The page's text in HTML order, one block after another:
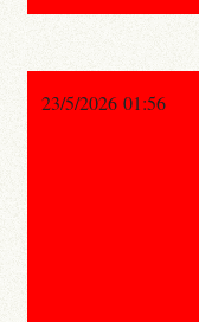
23/5/2026 01:56